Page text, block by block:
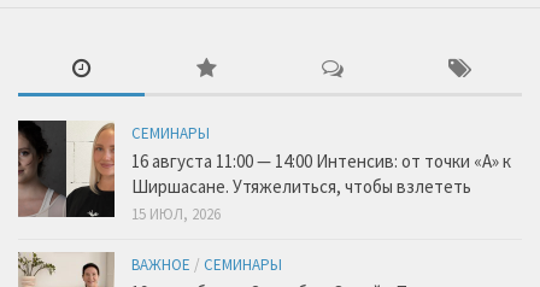
СЕМИНАРЫ
16 августа 11:00 — 14:00 Интенсив: от точки «А» к
Ширшасане. Утяжелиться, чтобы взлететь
15 ИЮЛ, 2026
ВАЖНОЕ / СЕМИНАРЫ